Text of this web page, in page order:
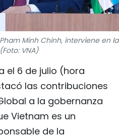
Minh Chinh, interviene en la
VNA)
el 6 de julio (hora
las contribuciones
a la gobernanza
Vietnam es un
de la